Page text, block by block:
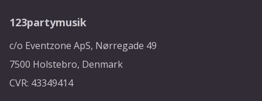
123partymusik
c/o Eventzone ApS, Nørregade 49
7500 Holstebro, Denmark
CVR: 43349414